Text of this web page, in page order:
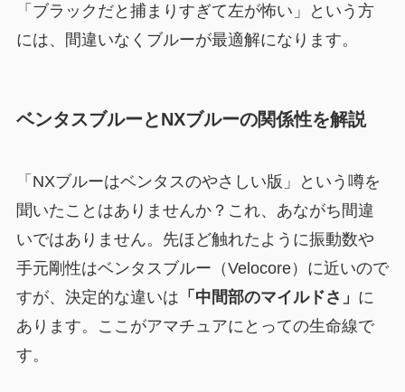
「ブラックだと捕まりすぎて左が怖い」という方
には、間違いなくブルーが最適解になります。
ベンタスブルーとNXブルーの関係性を解説
「NXブルーはベンタスのやさしい版」という噂を
聞いたことはありませんか？これ、あながち間違
いではありません。先ほど触れたように振動数や
手元剛性はベンタスブルー（Velocore）に近いので
すが、決定的な違いは 「中間部のマイルドさ」 に
あります。ここがアマチュアにとっての生命線で
す。